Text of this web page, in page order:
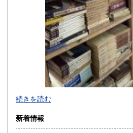
-
沿線名：-
最寄駅：-
営業時間：-
続きを読む
新着情報